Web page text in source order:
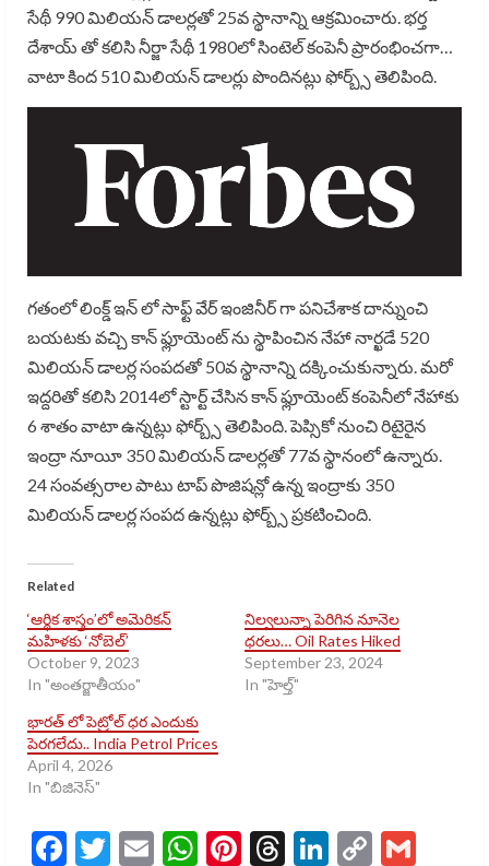
సేథీ 990 మిలియన్ డాలర్లతో 25వ స్థానాన్ని ఆక్రమించారు. భర్త
దేశాయ్ తో కలిసి నీర్జా సేథీ 1980లో సింటెల్ కంపెనీ ప్రారంభించగా…
వాటా కింద 510 మిలియన్ డాలర్లు పొందినట్లు ఫోర్బ్స్ తెలిపింది.
గతంలో లింక్డ్ ఇన్ లో సాఫ్ట్ వేర్ ఇంజినీర్ గా పనిచేశాక దాన్నుంచి
బయటకు వచ్చి కాన్ ఫ్లూయెంట్ ను స్థాపించిన నేహా నార్ఖడే 520
మిలియన్ డాలర్ల సంపదతో 50వ స్థానాన్ని దక్కించుకున్నారు. మరో
ఇద్దరితో కలిసి 2014లో స్టార్ట్ చేసిన కాన్ ఫ్లూయెంట్ కంపెనీలో నేహాకు
6 శాతం వాటా ఉన్నట్లు ఫోర్బ్స్ తెలిపింది. పెప్సికో నుంచి రిటైరైన
ఇంద్రా నూయీ 350 మిలియన్ డాలర్లతో 77వ స్థానంలో ఉన్నారు.
24 సంవత్సరాల పాటు టాప్ పొజిషన్లో ఉన్న ఇంద్రాకు 350
మిలియన్ డాలర్ల సంపద ఉన్నట్లు ఫోర్బ్స్ ప్రకటించింది.
Related
‘ఆర్థిక శాస్త్రం’లో అమెరికన్
మహిళకు ‘నోబెల్’
October 9, 2023
In "అంతర్జాతీయం"
నిల్వలున్నా పెరిగిన నూనెల
ధరలు… Oil Rates Hiked
September 23, 2024
In "హెల్త్​"
భారత్ లో పెట్రోల్ ధర ఎందుకు
పెరగలేదు.. India Petrol Prices
April 4, 2026
In "బిజినెస్​"
Facebook
Twitter
EmailWhatsApp
Pinterest
Threads
LinkedIn
Copy